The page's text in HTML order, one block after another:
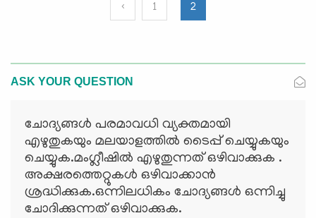
‹ 1 2
ASK YOUR QUESTION
ചോദ്യങ്ങള്‍ പരമാവധി വ്യക്തമായി
എഴുതുകയും മലയാളത്തില്‍ ടൈപ്പ് ചെയ്യുകയും
ചെയ്യുക.മംഗ്ലീഷില്‍ എഴുതുന്നത് ഒഴിവാക്കുക .
അക്ഷരത്തെറ്റുകള്‍ ഒഴിവാക്കാന്‍
ശ്രദ്ധിക്കുക.ഒന്നിലധികം ചോദ്യങ്ങള്‍ ഒന്നിച്ചു
ചോദിക്കുന്നത് ഒഴിവാക്കുക.